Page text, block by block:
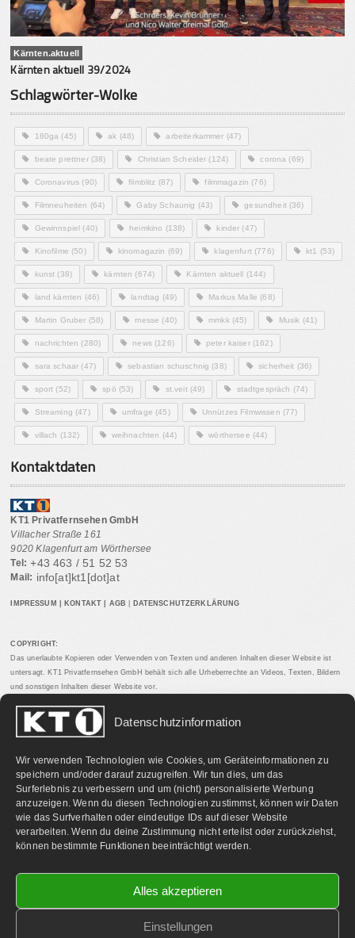
Datenschutzinformation
Wir verwenden Technologien wie Cookies, um Geräteinformationen zu
speichern und/oder darauf zuzugreifen. Wir tun dies, um das
Surferlebnis zu verbessern und um (nicht) personalisierte Werbung
anzuzeigen. Wenn du diesen Technologien zustimmst, können wir Daten
wie das Surfverhalten oder eindeutige IDs auf dieser Website
verarbeiten. Wenn du deine Zustimmung nicht erteilst oder zurückziehst,
können bestimmte Funktionen beeinträchtigt werden.
Alles akzeptieren
Einstellungen
Kärnten.aktuell
Kärnten aktuell 39/2024
Schlagwörter-Wolke
180ga (45) ak (48) arbeiterkammer (47)
beate prettner(38) Christian Scheider (124) corona (69)
Coronavirus (90) filmblitz (87) filmmagazin (76)
Filmneuheiten (64) Gaby Schaunig (43) gesundheit(36)
Gewinnspiel (40) heimkino (138) kinder (47)
Kinofilme (50) kinomagazin (69) klagenfurt(776) kt1 (53)
kunst (38) kärnten (674) Kärnten aktuell (144)
land kärnten (46) landtag (49) Markus Malle (68)
Martin Gruber (58) messe (40) mmkk(45) Musik (41)
nachrichten (280) news(126) peter kaiser(162)
sara schaar (47) sebastian schuschnig (38) sicherheit (36)
sport (52) spö (53) st.veit(49) stadtgespräch (74)
Streaming (47) umfrage (45) Unnützes Filmwissen (77)
villach (132) weihnachten (44) wörthersee (44)
Kontaktdaten
KT1 Privatfernsehen GmbH
Villacher Straße 161
9020 Klagenfurt am Wörthersee
Tel: +43 463 / 51 52 53
Mail: info[at]kt1[dot]at
IMPRESSUM KONTAKT AGB DATENSCHUTZERKLÄRUNG
COPYRIGHT:
Das unerlaubte Kopieren oder Verwenden von Texten und anderen Inhalten dieser Website ist
untersagt. KT1 Privatfernsehen GmbH behält sich alle Urheberrechte an Videos, Texten, Bildern
und sonstigen Inhalten dieser Website vor.
PARTNERLINKS: